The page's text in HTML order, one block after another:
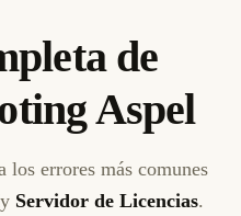
de
Aspel
los errores más comunes
y Servidor de Licencias.